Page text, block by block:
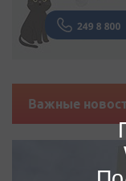
Важные